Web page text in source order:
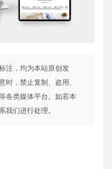
注，均为本站原创发
时，禁止复制、盗用、
各类媒体平台。如若本
我们进行处理。